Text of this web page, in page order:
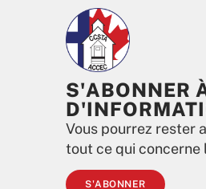
S'ABONNER
Vous pourrez rester
tout ce qui concerne
S'ABONNER